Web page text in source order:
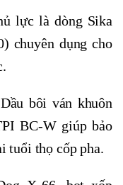
lực là dòng Sika
chuyên dụng cho
bôi ván khuôn
BC-W giúp bảo
tuổi thọ cốp pha.